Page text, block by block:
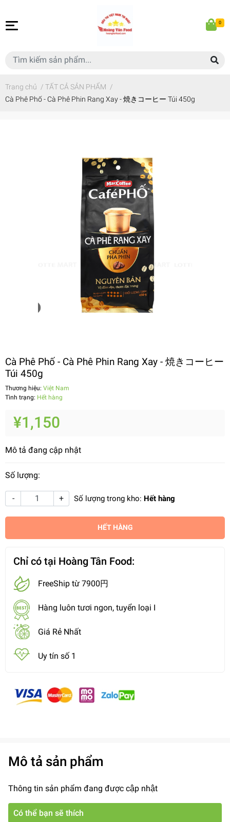
0
Trang chủ / TẤT CẢ SẢN PHẨM /
Cà Phê Phố - Cà Phê Phin Rang Xay - 焼きコーヒー Túi 450g
Cà Phê Phố - Cà Phê Phin Rang Xay - 焼きコーヒー
Túi 450g
Thương hiệu: Việt Nam
Tình trạng: Hết hàng
¥1,150
Mô tả đang cập nhật
Số lượng:
- + Số lượng trong kho: Hết hàng
HẾT HÀNG
Chỉ có tại Hoàng Tân Food:
FreeShip từ 7900円
Hàng luôn tươi ngon, tuyển loại I
Giá Rẻ Nhất
Uy tín số 1
Mô tả sản phẩm
Thông tin sản phẩm đang được cập nhật
Có thể bạn sẽ thích